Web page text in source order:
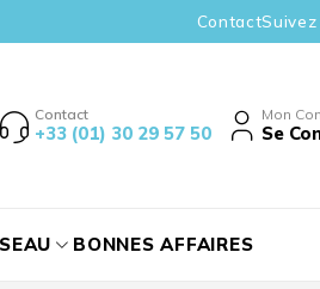
Contact
Contact
+33 (01) 30 29 57 50
Mon
Se
BONNES AFFAIRES